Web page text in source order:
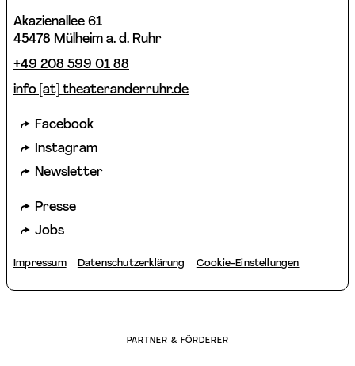
Akazienallee 61
45478 Mülheim a. d. Ruhr
+49 208 599 01 88
info [​at​] theateranderruhr.de
Facebook
Instagram
Newsletter
Presse
Jobs
Impressum Datenschutzerklärung Cookie-Einstellungen
PARTNER & FÖRDERER